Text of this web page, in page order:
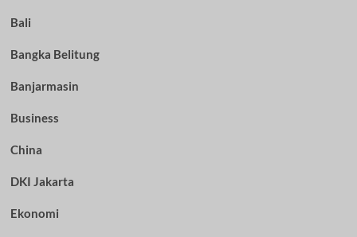
Bali
Bangka Belitung
Banjarmasin
Business
China
DKI Jakarta
Ekonomi